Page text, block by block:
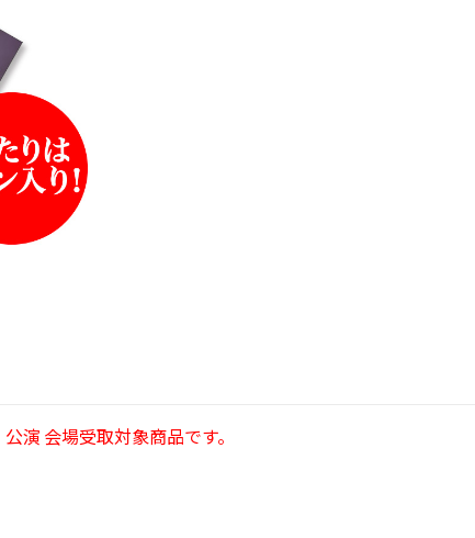
演 会場受取対象商品です。